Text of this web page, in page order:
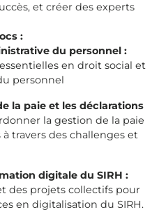
et créer des experts
:
du personnel :
en droit social et
personnel
la paie et les déclarations
la gestion de la paie
travers des challenges et
digitale du SIRH :
des projets collectifs pour
en digitalisation du SIRH.